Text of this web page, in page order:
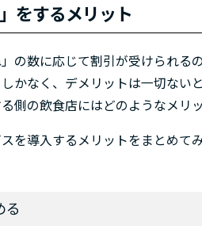
をするメリット
の数に応じて割引が受けられる
かなく、デメリットは一切ないと
側の飲食店にはどのようなメリ
を導入するメリットをまとめてみ
る